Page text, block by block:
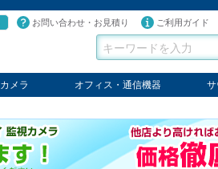
お問い合わせ・お見積り ご利用ガイド
メラ オフィス・通信機器 サ